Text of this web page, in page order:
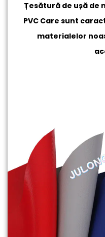
Țesătură de ușă de
PVCCare sunt
materialelor